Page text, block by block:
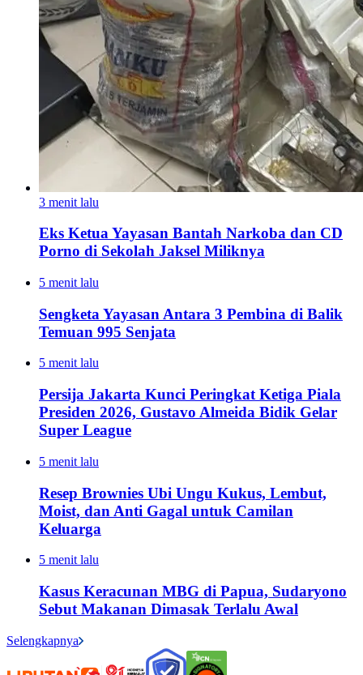
3 menit lalu
Eks Ketua Yayasan Bantah Narkoba dan CD
Porno di Sekolah Jaksel Miliknya
5 menit lalu
Sengketa Yayasan Antara 3 Pembina di Balik
Temuan 995 Senjata
5 menit lalu
Persija Jakarta Kunci Peringkat Ketiga Piala
Presiden 2026, Gustavo Almeida Bidik Gelar
Super League
5 menit lalu
Resep Brownies Ubi Ungu Kukus, Lembut,
Moist, dan Anti Gagal untuk Camilan
Keluarga
5 menit lalu
Kasus Keracunan MBG di Papua, Sudaryono
Sebut Makanan Dimasak Terlalu Awal
Selengkapnya